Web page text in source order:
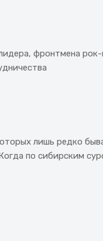
фронтмена
лишь редко
по сибирским